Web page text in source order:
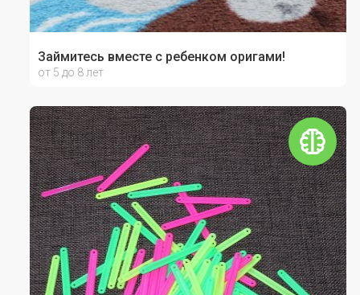
Займитесь вместе с ребенком оригами!
от 5 до 8 лет